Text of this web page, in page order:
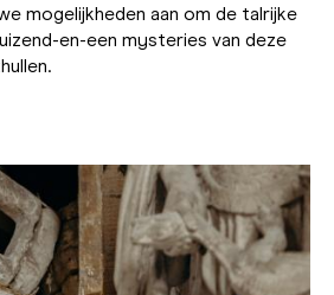
mogelijkheden aan om de talrijke
en-een mysteries van deze